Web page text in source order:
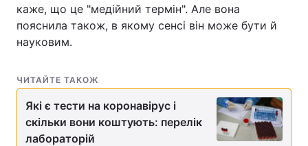
каже, що це "медійний термін". Але вона
пояснила також, в якому сенсі він може бути й
науковим.
ЧИТАЙТЕ ТАКОЖ
Які є тести на коронавірус і
скільки вони коштують: перелік
лабораторій